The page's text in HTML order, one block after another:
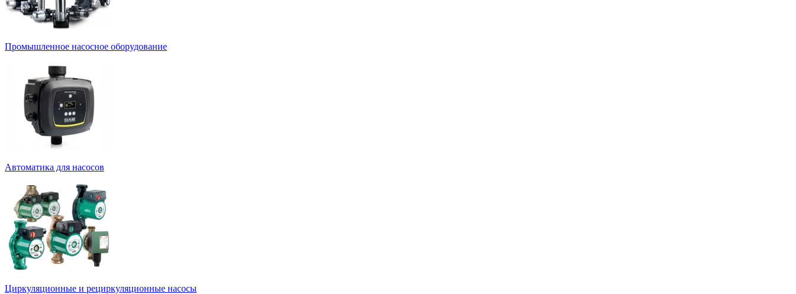
Промышленное насосное оборудование
Автоматика для насосов
Циркуляционные и рециркуляционные насосы